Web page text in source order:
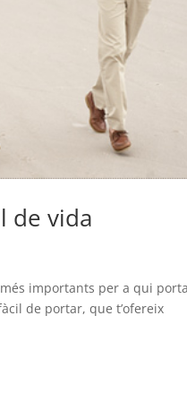
de vida
importants per a qui
de portar, que t’ofereix